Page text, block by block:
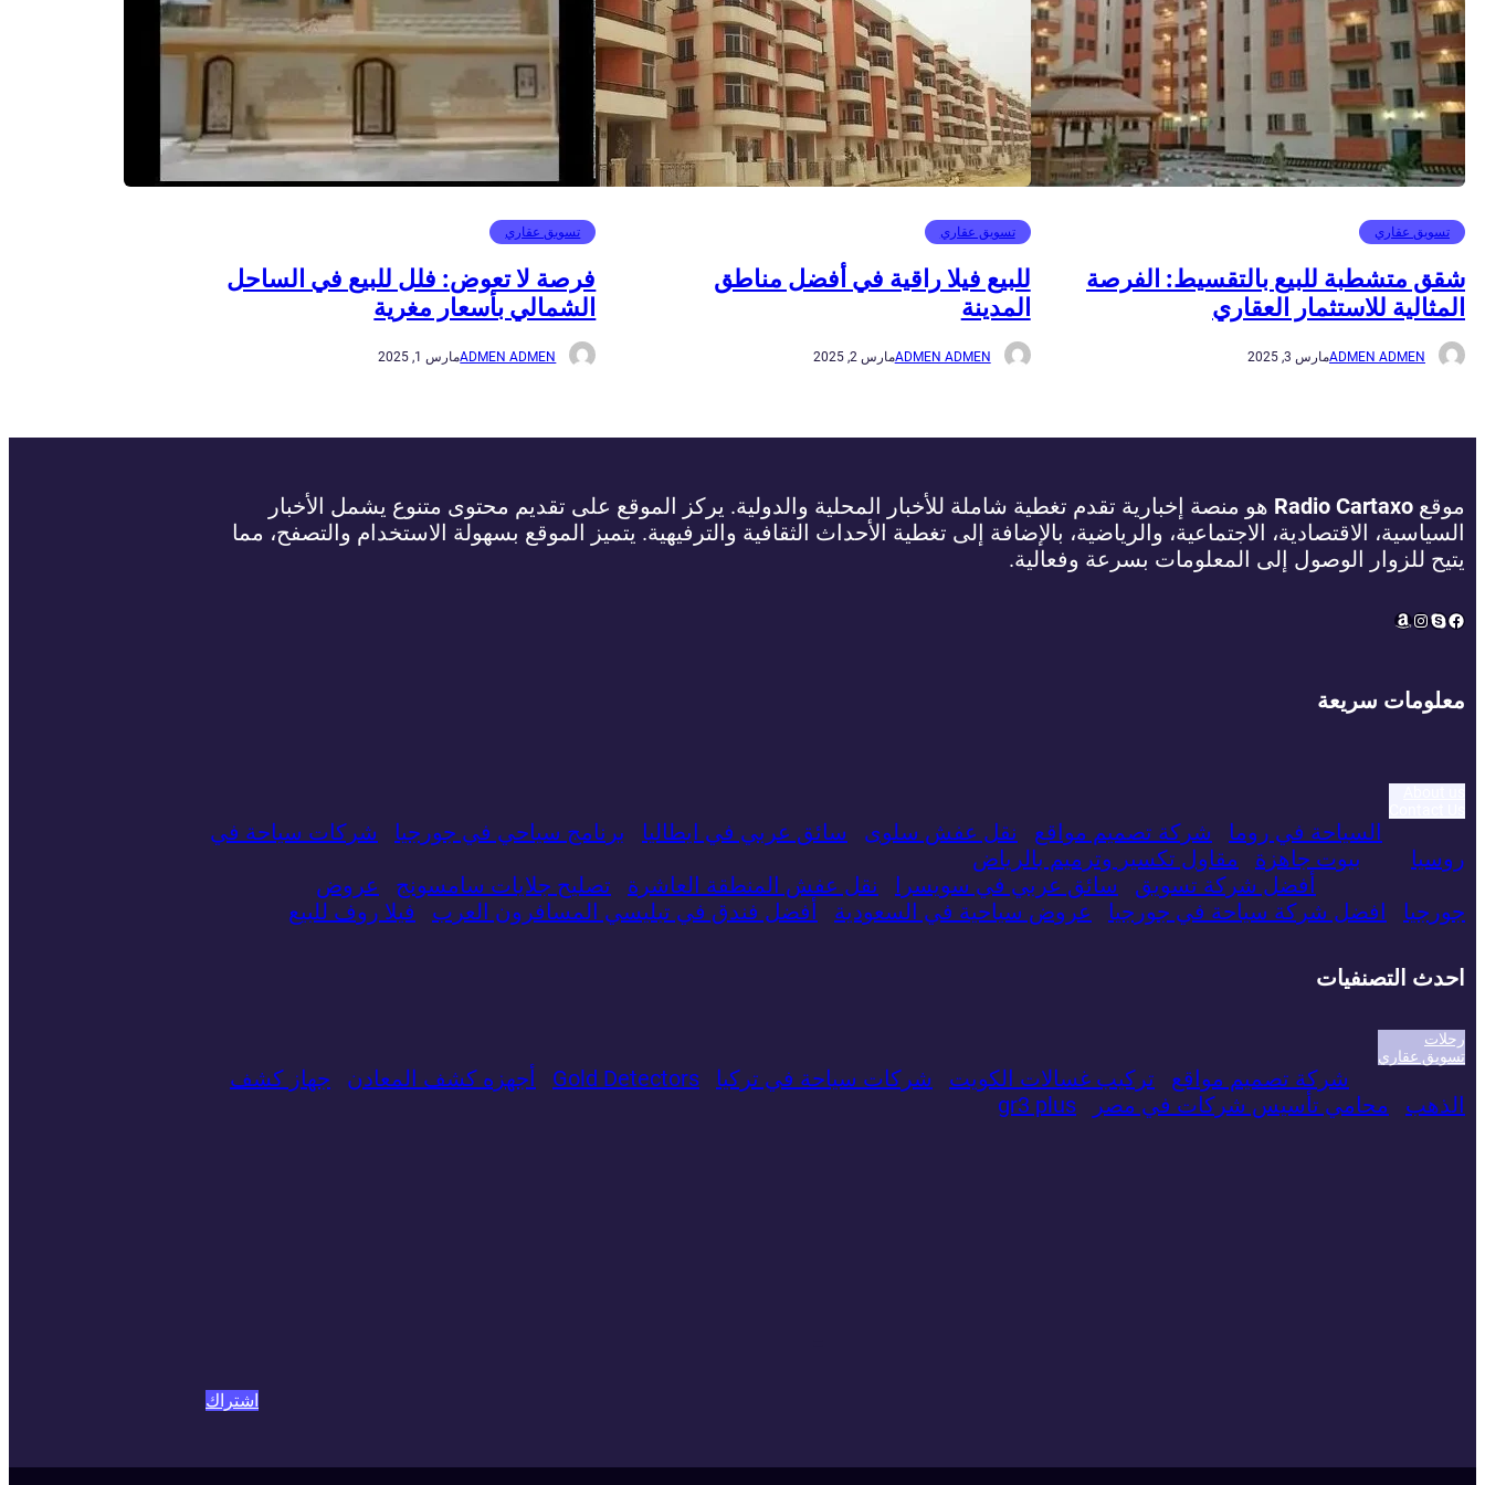
تسويق عقاري
شقق متشطبة للبيع بالتقسيط: الفرصة
المثالية للاستثمار العقاري
ADMEN ADMENمارس 3, 2025
تسويق عقاري
للبيع فيلا راقية في أفضل مناطق
المدينة
ADMEN ADMENمارس 2, 2025
تسويق عقاري
فرصة لا تعوض: فلل للبيع في الساحل
الشمالي بأسعار مغرية
ADMEN ADMENمارس 1, 2025
موقع Radio Cartaxo هو منصة إخبارية تقدم تغطية شاملة للأخبار المحلية والدولية. يركز الموقع على تقديم محتوى متنوع يشمل الأخبار
السياسية، الاقتصادية، الاجتماعية، والرياضية، بالإضافة إلى تغطية الأحداث الثقافية والترفيهية. يتميز الموقع بسهولة الاستخدام والتصفح، مما
يتيح للزوار الوصول إلى المعلومات بسرعة وفعالية.
Facebook
Skype
Instagram
Amazon
معلومات سريعة
السياحة في روما شركة تصميم مواقع نقل عفش سلوى سائق عربي في ايطاليا برنامج سياحي في جورجيا
شركات سياحة في
روسيا
بيوت جاهزة
مقاول تكسير وترميم بالرياض
أفضل شركة تسويق
سائق عربي في سويسرا نقل عفش المنطقة العاشرة تصليح جلايات سامسونج
عروض
جورجيا
افضل شركة سياحة في جورجيا عروض سياحية في السعودية أفضل فندق في تبليسي المسافرون العرب فيلا روف للبيع
احدث التصنفيات
رحلات
تسويق عقاري
شركة تصميم مواقع تركيب غسالات الكويت شركات سياحة في تركيا Gold Detectors ​أجهزه كشف المعادن
جهاز كشف
الذهب
محامي تأسيس شركات في مصر gr3 plus
اشتراك